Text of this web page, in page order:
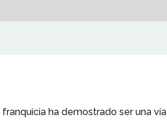
ha demostrado ser una vía